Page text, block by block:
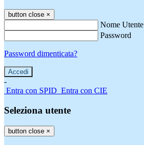
button close ×
Nome Utente
Password
Password dimenticata?
-
Entra con SPID Entra con CIE
Seleziona utente
button close ×